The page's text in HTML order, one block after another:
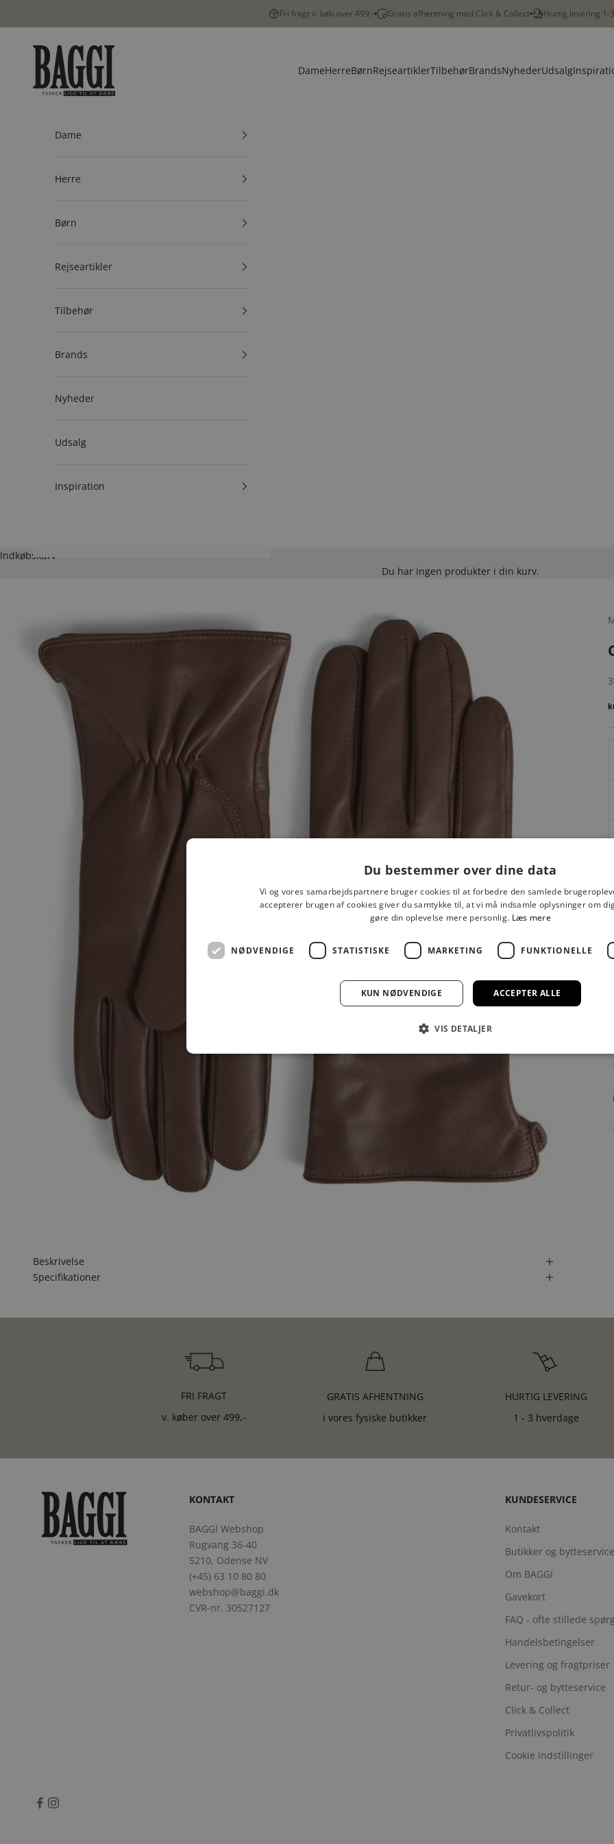
Fri fragt v. køb over 499,- Gratis afhentning med Click & Collect Hurtig levering 1-
BAGGI
DameHerreBørnRejseartiklerTilbehørBrandsNyhederUdsalg
Dame
Herre
Børn
Rejseartikler
Tilbehør
Brands
Nyheder
Udsalg
Inspiration
Indkøbskurv
Du har ingen produkter i din kurv.
Beskrivelse
Specifikationer
FRI FRAGT
v. køber over 499,-
GRATIS AFHENTNING
i vores fysiske butikker
HURTIG LEVERING
1 - 3 hverdage
KONTAKT
BAGGI Webshop
Rugvang 36-40
5210, Odense NV
(+45) 63 10 80 80
webshop@baggi.dk
CVR-nr. 30527127
KUNDESERVICE
Kontakt
Butikker og bytteservice
Om BAGGI
Gavekort
FAQ - ofte stillede
Handelsbetingelser
Levering og fragtpriser
Retur- og bytteservice
Click & Collect
Privatlivspolitik
Cookie indstillinger
Du bestemmer over dine data
Vi og vores samarbejdspartnere bruger cookies til at forbedre den samlede
accepterer brugen af cookies giver du samtykke til, at vi må indsamle oplysninger om
gøre din oplevelse mere personlig. Læs mere
NØDVENDIGE STATISTISKE MARKETING FUNKTIONELLE
ACCEPTER ALLE
KUN NØDVENDIGE
VIS DETALJER